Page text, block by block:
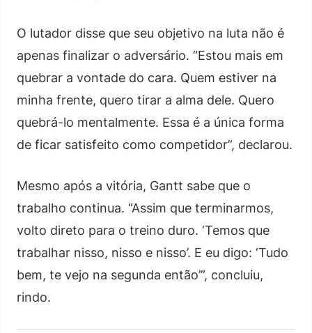
O lutador disse que seu objetivo na luta não é
apenas finalizar o adversário. “Estou mais em
quebrar a vontade do cara. Quem estiver na
minha frente, quero tirar a alma dele. Quero
quebrá-lo mentalmente. Essa é a única forma
de ficar satisfeito como competidor”, declarou.
Mesmo após a vitória, Gantt sabe que o
trabalho continua. “Assim que terminarmos,
volto direto para o treino duro. ‘Temos que
trabalhar nisso, nisso e nisso’. E eu digo: ‘Tudo
bem, te vejo na segunda então’”, concluiu,
rindo.